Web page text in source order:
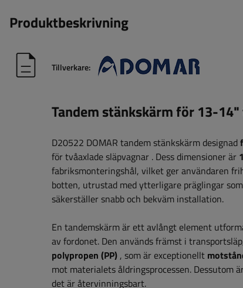
Produktbeskrivning
Tillverkare:
Tandem stänkskärm för 13-
D20522 DOMAR tandem stänkskärm designad
för tvåaxlade släpvagnar . Dess dimensioner är
fabriksmonteringshål, vilket ger användaren
botten, utrustad med ytterligare präglingar
säkerställer snabb och bekväm installation.
En tandemskärm är ett avlångt element
av fordonet. Den används främst i
polypropen (PP) , som är exceptionellt
mot materialets åldringsprocessen.
det är återvinningsbart.